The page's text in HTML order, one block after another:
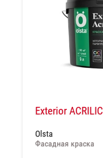
Exterior ACRILIC
Olsta
Фасадная краска